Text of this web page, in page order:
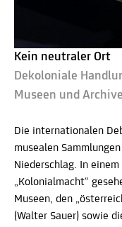
Kein neutraler Ort
Dekoloniale
Museen und
Die internationalen
musealen
Niederschlag. In
„Kolonialmacht“
Museen, den
(Walter Sauer) sowie